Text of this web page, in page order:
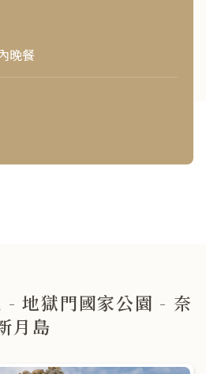
晚餐
地獄門國家公園 - 奈
月島